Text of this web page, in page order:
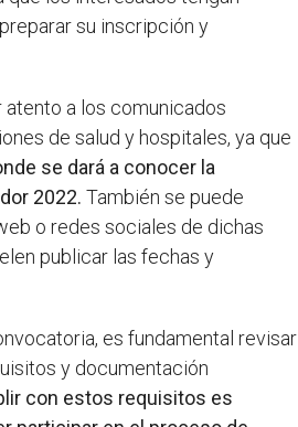
su inscripción y
a los comunicados
de salud y hospitales, ya que
se dará a conocer la
2022. También se puede
o redes sociales de dichas
publicar las fechas y
es fundamental revisar
y documentación
con estos requisitos es